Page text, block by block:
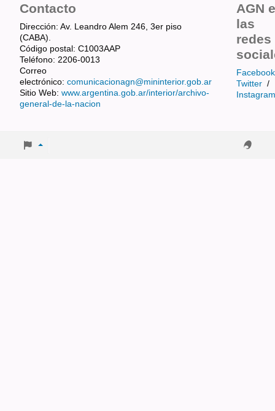
Contacto
Dirección: Av. Leandro Alem 246, 3er piso
(CABA).
Código postal: C1003AAP
Teléfono: 2206-0013
Correo
electrónico: comunicacionagn@mininterior.gob.ar
Sitio Web: www.argentina.gob.ar/interior/archivo-
general-de-la-nacion
AGN
las
redes
Facebook
Twitter /
Instagram